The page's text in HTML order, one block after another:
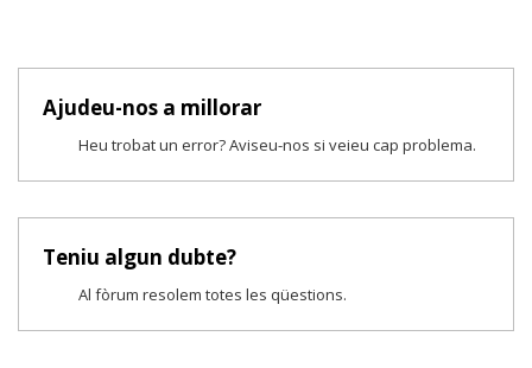
Ajudeu-nos a millorar
Heu trobat un error? Aviseu-nos si veieu cap problema.
Teniu algun dubte?
Al fòrum resolem totes les qüestions.